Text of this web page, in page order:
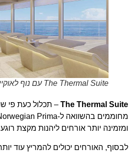
The Thermal Suite עם נוף לאוקיינוס. הדמיה NCL
The Thermal Suite– תכלול כעת פי
ומזמינה יותר אורחים ליהנות מקצת רוגע עם
לבסוף, האורחים יכולים להמריץ עוד יותר